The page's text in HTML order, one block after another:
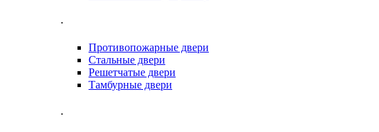
.
Противопожарные двери
Стальные двери
Решетчатые двери
Тамбурные двери
.